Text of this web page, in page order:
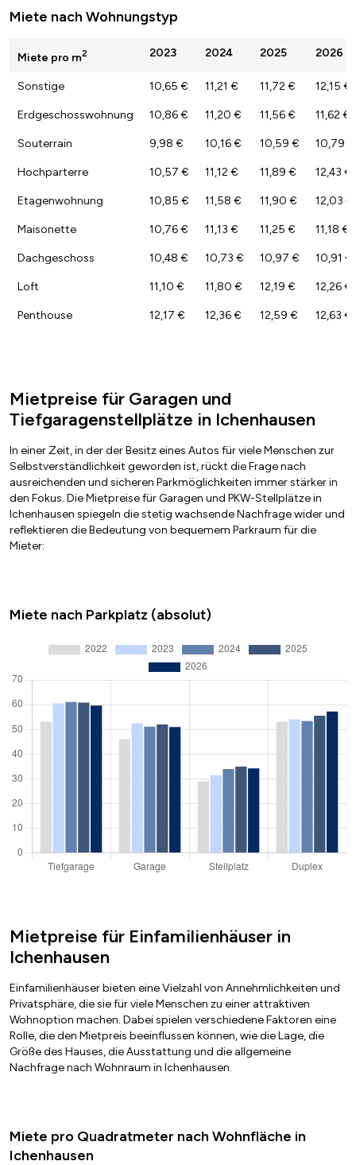
Miete nach Wohnungstyp
Miete pro m2 2023 2024 2025 2026
Sonstige 10,65 € 11,21 € 11,72 € 12,15 €
Erdgeschosswohnung 10,86 € 11,20 € 11,56 € 11,62 €
Souterrain 9,98 € 10,16 € 10,59 € 10,79 €
Hochparterre 10,57 € 11,12 € 11,89 € 12,43 €
Etagenwohnung 10,85 € 11,58 € 11,90 € 12,03 €
Maisonette 10,76 € 11,13 € 11,25 € 11,18 €
Dachgeschoss 10,48 € 10,73 € 10,97 € 10,91 €
Loft 11,10 € 11,80 € 12,19 € 12,26 €
Penthouse 12,17 € 12,36 € 12,59 € 12,63 €
Mietpreise für Garagen und
Tiefgaragenstellplätze in Ichenhausen
In einer Zeit, in der der Besitz eines Autos für viele Menschen zur
Selbstverständlichkeit geworden ist, rückt die Frage nach
ausreichenden und sicheren Parkmöglichkeiten immer stärker in
den Fokus. Die Mietpreise für Garagen und PKW-Stellplätze in
Ichenhausen spiegeln die stetig wachsende Nachfrage wider und
reflektieren die Bedeutung von bequemem Parkraum für die
Mieter:
Miete nach Parkplatz (absolut)
Mietpreise für Einfamilienhäuser in
Ichenhausen
Einfamilienhäuser bieten eine Vielzahl von Annehmlichkeiten und
Privatsphäre, die sie für viele Menschen zu einer attraktiven
Wohnoption machen. Dabei spielen verschiedene Faktoren eine
Rolle, die den Mietpreis beeinflussen können, wie die Lage, die
Größe des Hauses, die Ausstattung und die allgemeine
Nachfrage nach Wohnraum in Ichenhausen.
Miete pro Quadratmeter nach Wohnfläche in
Ichenhausen